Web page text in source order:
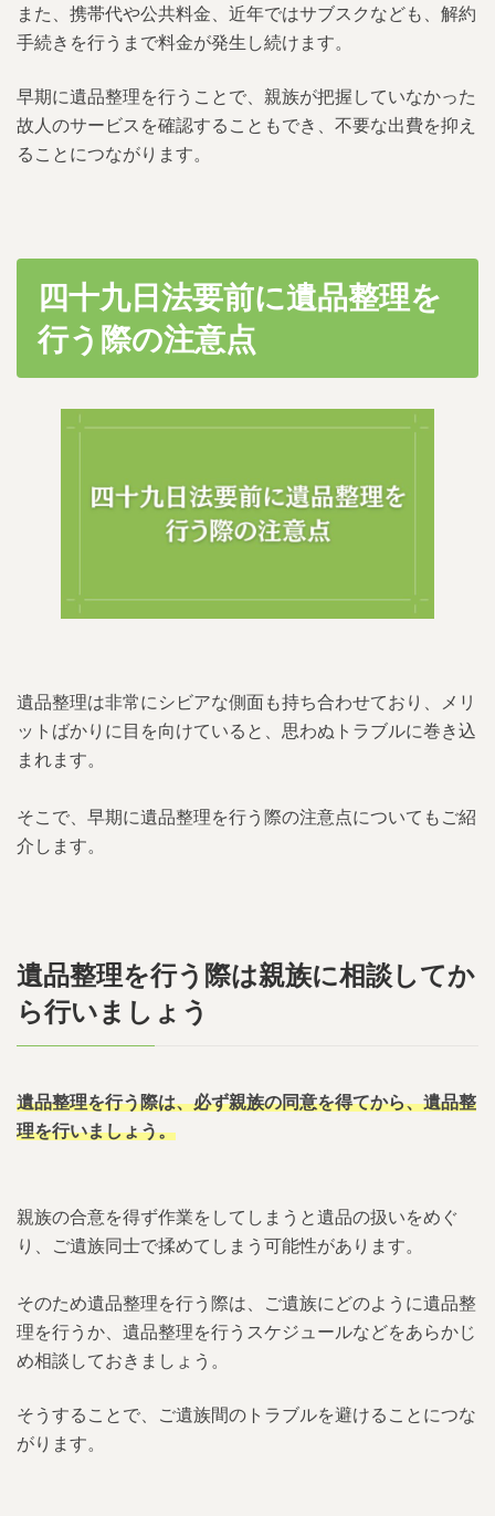
また、携帯代や公共料金、近年ではサブスクなども、解約
手続きを行うまで料金が発生し続けます。
早期に遺品整理を行うことで、親族が把握していなかった
故人のサービスを確認することもでき、不要な出費を抑え
ることにつながります。
四十九日法要前に遺品整理を
行う際の注意点
遺品整理は非常にシビアな側面も持ち合わせており、メリ
ットばかりに目を向けていると、思わぬトラブルに巻き込
まれます。
そこで、早期に遺品整理を行う際の注意点についてもご紹
介します。
遺品整理を行う際は親族に相談してか
ら行いましょう
遺品整理を行う際は、必ず親族の同意を得てから、遺品整
理を行いましょう。
親族の合意を得ず作業をしてしまうと遺品の扱いをめぐ
り、ご遺族同士で揉めてしまう可能性があります。
そのため遺品整理を行う際は、ご遺族にどのように遺品整
理を行うか、遺品整理を行うスケジュールなどをあらかじ
め相談しておきましょう。
そうすることで、ご遺族間のトラブルを避けることにつな
がります。